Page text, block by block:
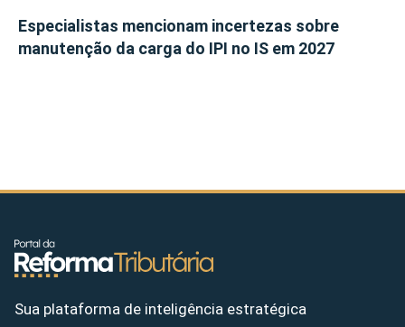
Especialistas mencionam incertezas sobre
manutenção da carga do IPI no IS em 2027
Sua plataforma de inteligência estratégica